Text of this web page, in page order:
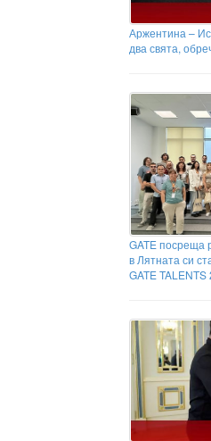
Аржентина –
два свята,
GATE посреща
в Лятната си
GATE TALENTS